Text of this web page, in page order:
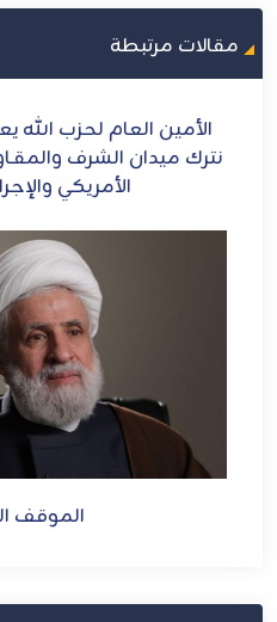
مقالات مرتبطة
الأمين العام لحزب الله
نترك ميدان الشرف
الأمريكي
الموقف